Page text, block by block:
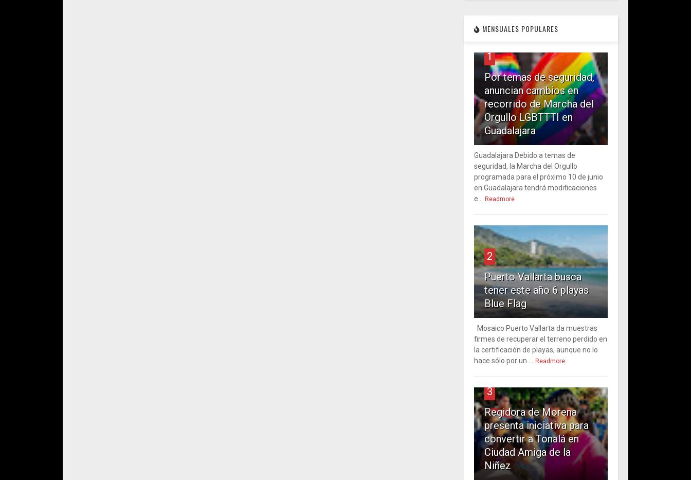
MENSUALES POPULARES
1
Por temas de seguridad,
anuncian cambios en
recorrido de Marcha del
Orgullo LGBTTTI en
Guadalajara
Guadalajara Debido a temas de
seguridad, la Marcha del Orgullo
programada para el próximo 10 de junio
en Guadalajara tendrá modificaciones
e...
Readmore
2
Puerto Vallarta busca
tener este año 6 playas
Blue Flag
Mosaico Puerto Vallarta da muestras
firmes de recuperar el terreno perdido en
la certificación de playas, aunque no lo
hace sólo por un ...
Readmore
3
Regidora de Morena
presenta iniciativa para
convertir a Tonalá en
Ciudad Amiga de la
Niñez